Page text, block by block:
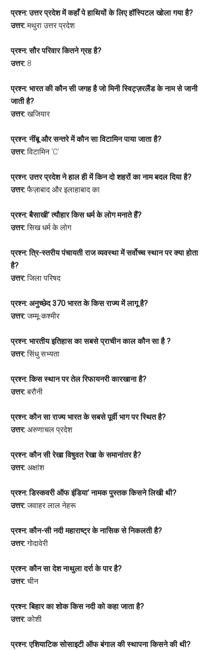
प्रश्न: उत्तर प्रदेश में कहाँ पे हाथियों के लिए हॉस्पिटल खोला गया है?
उत्तर:मथुरा उत्तर प्रदेश
प्रश्न: सौर परिवार कितने ग्रह है?
उत्तर: 8
प्रश्न: भारत की कौन सी जगह है जो मिनी स्विट्ज़रलैंड के नाम से जानी
जाती है?
उत्तर:खजियार
प्रश्न: नींबू और सन्तरे में कौन सा विटामिन पाया जाता है?
उत्तर:विटामिन ‘C’
प्रश्न: उत्तर प्रदेश ने हाल ही में किन दो शहरों का नाम बदल दिया है?
उत्तर:फैज़ाबाद और इलाहाबाद का
प्रश्न: बैसाखी’ त्यौहार किस धर्म के लोग मनाते हैं?
उत्तर:सिख धर्म के लोग
प्रश्न: त्रि-स्तरीय पंचायती राज व्यवस्था में सर्वोच्च स्थान पर क्या होता
है?
उत्तर:जिला परिषद
प्रश्न: अनुच्छेद 370 भारत के किस राज्य में लागू है?
उत्तर:जम्मू-कश्मीर
प्रश्न: भारतीय इतिहास का सबसे प्राचीन काल कौन सा है ?
उत्तर:सिंधु सभ्यता
प्रश्न: किस स्थान पर तेल रिफायनरी कारखाना है?
उत्तर:बरौनी
प्रश्न: कौन सा राज्य भारत के सबसे पूर्वी भाग पर स्थित है?
उत्तर: अरुणाचल प्रदेश
प्रश्न: कौन सी रेखा विषुवत रेखा के समानांतर है?
उत्तर: अक्षांश
प्रश्न: डिस्कवरी ऑफ इंडिया’ नामक पुस्तक किसने लिखी थी?
उत्तर:जवाहर लाल नेहरू
प्रश्न: कौन-सी नदी महाराष्ट्र के नासिक से निकलती है?
उत्तर:गोदावेरी
प्रश्न: कौन सा देश नाथुला दर्रा के पार है?
उत्तर:चीन
प्रश्न: बिहार का शोक किस नदी को कहा जाता है?
उत्तर:कोशी
प्रश्न: एशियाटिक सोसाइटी ऑफ बंगाल की स्थापना किसने की थी?